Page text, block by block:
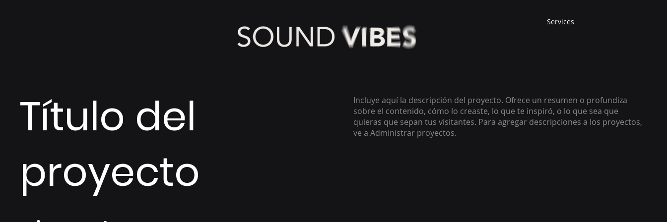
Services
Título del
proyecto
Incluye aquí la descripción del proyecto. Ofrece un resumen o profundiza
sobre el contenido, cómo lo creaste, lo que te inspiró, o lo que sea que
quieras que sepan tus visitantes. Para agregar descripciones a los proyectos,
ve a Administrar proyectos.